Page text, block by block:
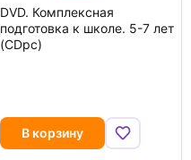
DVD. Комплексная
подготовка к школе. 5-7 лет
(CDpc)
В корзину